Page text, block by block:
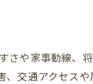
さや家事動線、
交通アクセス